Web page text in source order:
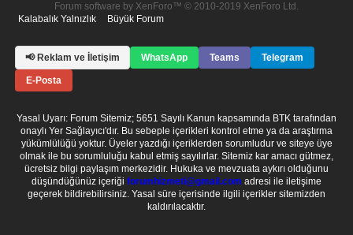
Forum software by XenForo™ © 2010-2019 XenForo Ltd.
Kalabalık Yalnızlık
Büyük Forum
📢 Reklam ve İletişim WhatsApp Teams Telegram
E-Posta
Yasal Uyarı: Forum Sitemiz; 5651 Sayılı Kanun kapsamında BTK tarafından
onaylı Yer Sağlayıcı'dır. Bu sebeple içerikleri kontrol etme ya da araştırma
yükümlülüğü yoktur. Üyeler yazdığı içeriklerden sorumludur ve siteye üye
olmak ile bu sorumluluğu kabul etmiş sayılırlar. Sitemiz kar amacı gütmez,
ücretsiz bilgi paylaşım merkezidir. Hukuka ve mevzuata aykırı olduğunu
düşündüğünüz içeriği forumhizmeti@gmail.com adresi ile iletişime
geçerek bildirebilirsiniz. Yasal süre içerisinde ilgili içerikler sitemizden
kaldırılacaktır.